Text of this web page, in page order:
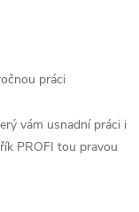
práci
vám usnadní práci i
PROFI tou pravou